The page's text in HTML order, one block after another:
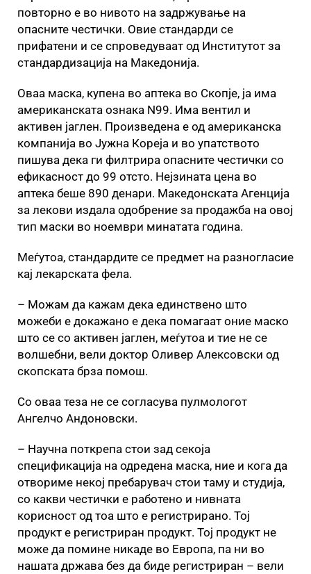
повторно е во нивото на задржување на
опасните честички. Овие стандарди се
прифатени и се спроведуваат од Институтот за
стандардизација на Македонија.
Оваа маска, купена во аптека во Скопје, ја има
американската ознака N99. Има вентил и
активен јаглен. Произведена е од американска
компанија во Јужна Кореја и во упатството
пишува дека ги филтрира опасните честички со
ефикасност до 99 отсто. Нејзината цена во
аптека беше 890 денари. Македонската Агенција
за лекови издала одобрение за продажба на овој
тип маски во ноември минатата година.
Меѓутоа, стандардите се предмет на разногласие
кај лекарската фела.
– Можам да кажам дека единствено што
можеби е докажано е дека помагаат оние маско
што се со активен јаглен, меѓутоа и тие не се
волшебни, вели доктор Оливер Алексовски од
скопската брза помош.
Со оваа теза не се согласува пулмологот
Ангелчо Андоновски.
– Научна поткрепа стои зад секоја
спецификација на одредена маска, ние и кога да
отвориме некој пребарувач стои таму и студија,
со какви честички е работено и нивната
корисност од тоа што е регистрирано. Тој
продукт е регистриран продукт. Тој продукт не
може да помине никаде во Европа, па ни во
нашата држава без да биде регистриран – вели